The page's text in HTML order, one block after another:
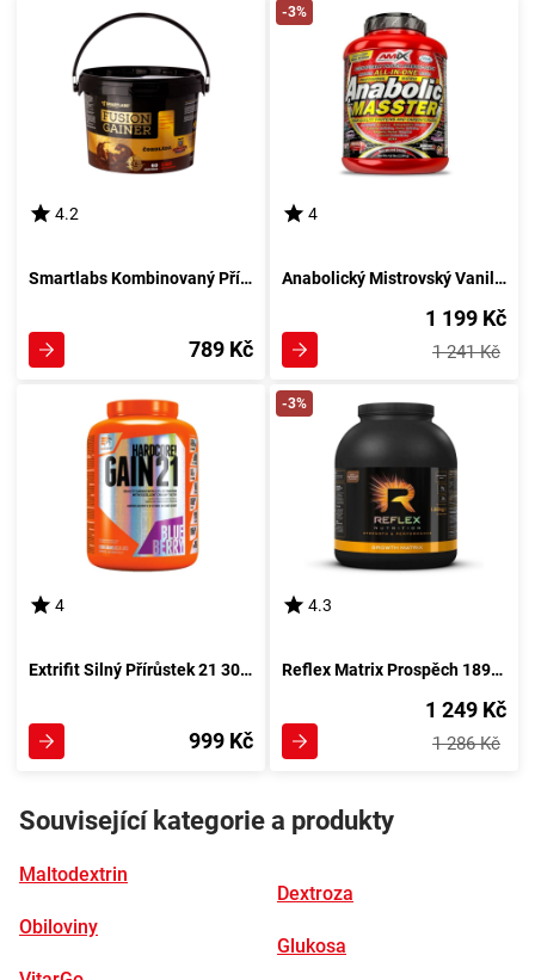
4.2
Smartlabs Kombinovaný Přírůstek 15% 3000 g kakao
789 Kč
-3%
4
Anabolický Mistrovský Vanilkový Koktejl 2200 g
1 199 Kč
1 241 Kč
4
Extrifit Silný Přírůstek 21 3000 g s příchutí jahody
999 Kč
-3%
4.3
Reflex Matrix Prospěch 1890 g kakaová
1 249 Kč
1 286 Kč
Související kategorie a produkty
Maltodextrin
Obiloviny
Dextroza
Glukosa